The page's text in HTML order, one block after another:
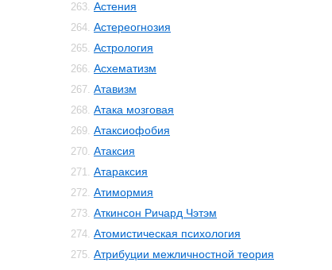
263. Астения
264. Астереогнозия
265. Астрология
266. Асхематизм
267. Атавизм
268. Атака мозговая
269. Атаксиофобия
270. Атаксия
271. Атараксия
272. Атимормия
273. Аткинсон Ричард Чэтэм
274. Атомистическая психология
275. Атрибуции межличностной теория